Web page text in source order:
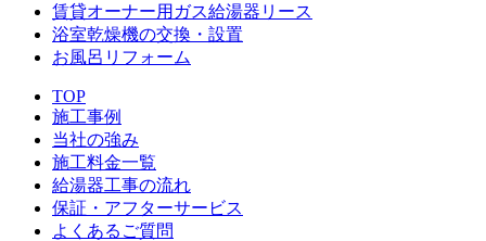
賃貸オーナー用ガス給湯器リース
浴室乾燥機の交換・設置
お風呂リフォーム
TOP
施工事例
当社の強み
施工料金一覧
給湯器工事の流れ
保証・アフターサービス
よくあるご質問